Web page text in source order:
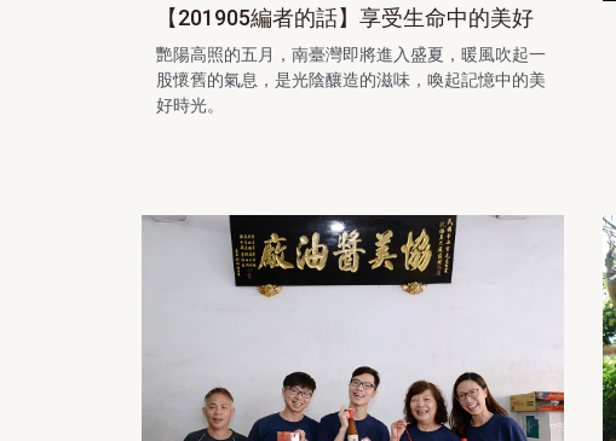
【201905編者的話】享受生命中的美好
艷陽高照的五月，南臺灣即將進入盛夏，暖風吹起一
股懷舊的氣息，是光陰釀造的滋味，喚起記憶中的美
好時光。